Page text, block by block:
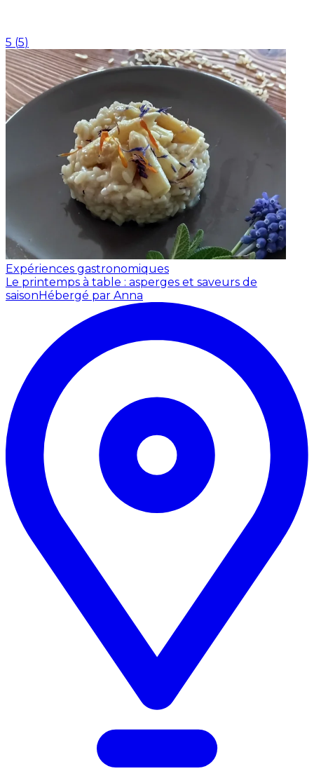
5 (5)
Expériences gastronomiques
Le printemps à table : asperges et saveurs de
saisonHébergé par Anna